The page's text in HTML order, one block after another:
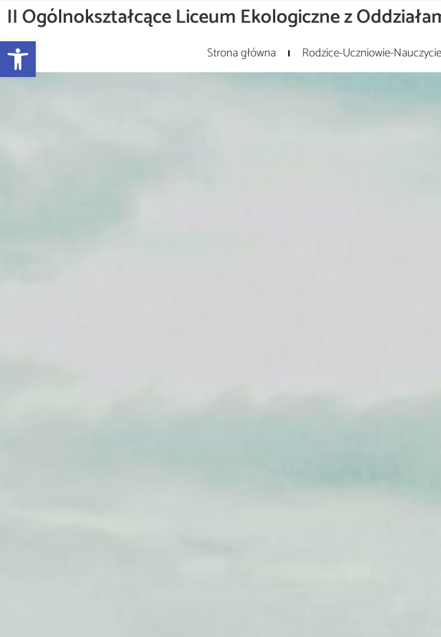
Otwórz pasek narzędzi
II Ogólnokształcące Liceum Ekologiczne z
Strona główna Rodzice-Uczniowie-